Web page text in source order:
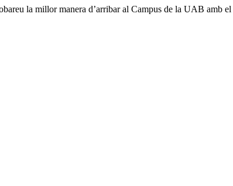
la millor manera d’arribar al Campus de la UAB amb el